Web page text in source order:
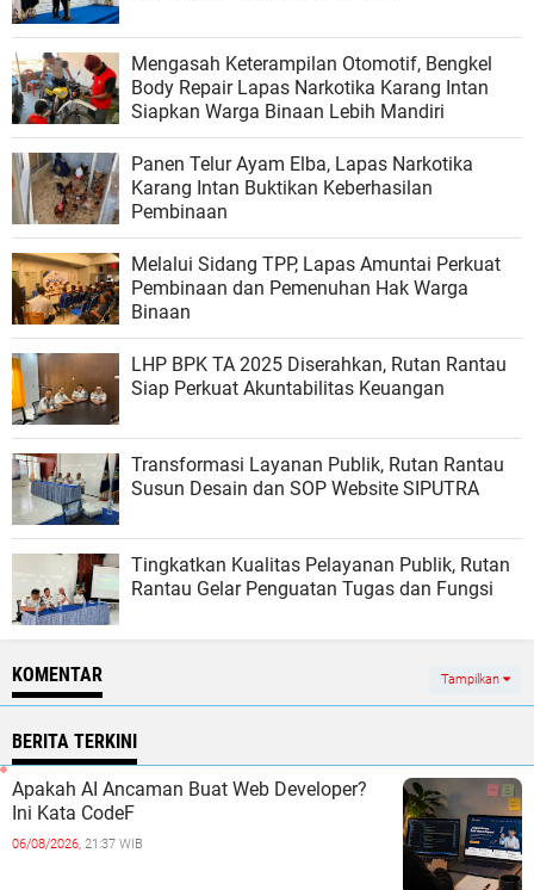
Mengasah Keterampilan Otomotif, Bengkel
Body Repair Lapas Narkotika Karang Intan
Siapkan Warga Binaan Lebih Mandiri
Panen Telur Ayam Elba, Lapas Narkotika
Karang Intan Buktikan Keberhasilan
Pembinaan
Melalui Sidang TPP, Lapas Amuntai Perkuat
Pembinaan dan Pemenuhan Hak Warga
Binaan
LHP BPK TA 2025 Diserahkan, Rutan Rantau
Siap Perkuat Akuntabilitas Keuangan
Transformasi Layanan Publik, Rutan Rantau
Susun Desain dan SOP Website SIPUTRA
Tingkatkan Kualitas Pelayanan Publik, Rutan
Rantau Gelar Penguatan Tugas dan Fungsi
KOMENTAR Tampilkan
BERITA TERKINI
Apakah AI Ancaman Buat Web Developer?
Ini Kata CodeF
06/08/2026, 21:37 WIB